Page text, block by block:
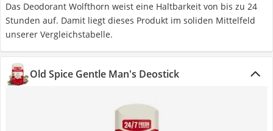
Das Deodorant Wolfthorn weist eine Haltbarkeit von bis zu 24
Stunden auf. Damit liegt dieses Produkt im soliden Mittelfeld
unserer Vergleichstabelle.
Old Spice Gentle Man's Deostick